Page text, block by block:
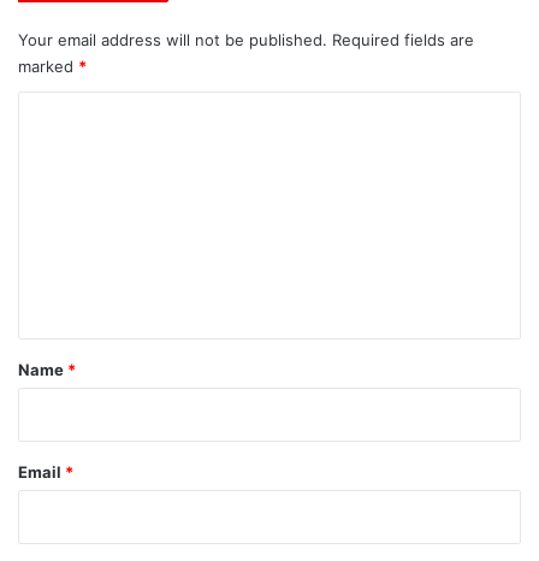
Your email address will not be published. Required fields are
marked *
*
Name *
Email *